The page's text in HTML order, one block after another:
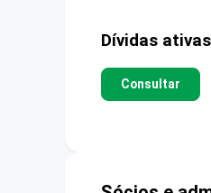
Dívidas
Consultar